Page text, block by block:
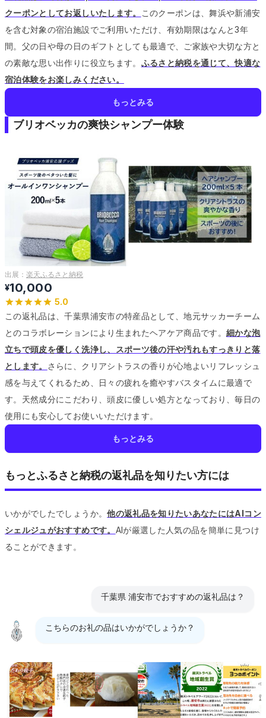
クーポンとしてお返しいたします。
このクーポンは、舞浜や新浦安
を含む対象の宿泊施設でご利用いただけ、有効期限はなんと3年
間。 父の日や母の日のギフトとしても最適で、ご家族や大切な方と
の素敵な思い出作りに役立ちます。 ふるさと納税を通じて、快適な
宿泊体験をお楽しみください。
もっとみる
ブリオベッカの爽快シャンプー体験
出展： 楽天ふるさと納税
¥10,000
5.0
この返礼品は、千葉県浦安市の特産品として、地元サッカーチーム
とのコラボレーションにより生まれたヘアケア商品です。細かな泡
立ちで頭皮を優しく洗浄し、スポーツ後の汗や汚れもすっきりと落
とします。
さらに、クリアシトラスの香りが心地よいリフレッシュ
感を与えてくれるため、日々の疲れを癒やすバスタイムに最適で
す。 天然成分にこだわり、頭皮に優しい処方となっており、毎日の
使用にも安心してお使いいただけます。
もっとみる
もっとふるさと納税の返礼品を知りたい方には
いかがでしたでしょうか。他の返礼品を知りたいあなたにはAIコン
シェルジュがおすすめです。 AIが厳選した人気の品を簡単に見つけ
ることができます。
千葉県 浦安市でおすすめの返礼品は？
こちらのお礼の品はいかがでしょうか？